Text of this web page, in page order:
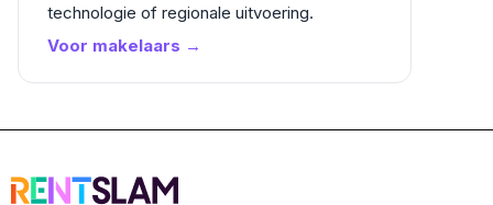
technologie of regionale uitvoering.
Voor makelaars →